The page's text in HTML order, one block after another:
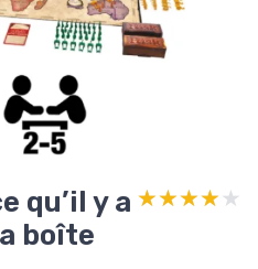
qu’il y a
boîte
★★★★★
★★★★★